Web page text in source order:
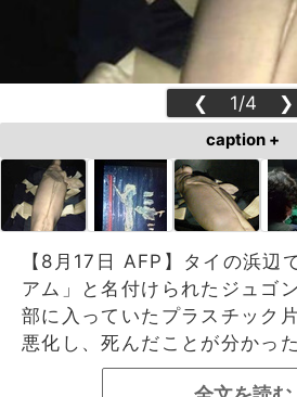
❮ 1/4 ❯
caption +
【8月17日 AFP】タイの浜辺
アム」と名付けられたジュゴ
部に入っていたプラスチック
悪化し、死んだことが分かった